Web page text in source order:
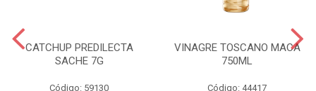
CATCHUP PREDILECTA
SACHE 7G
Código: 59130
VINAGRE TOSCANO MACA
750ML
Código: 44417